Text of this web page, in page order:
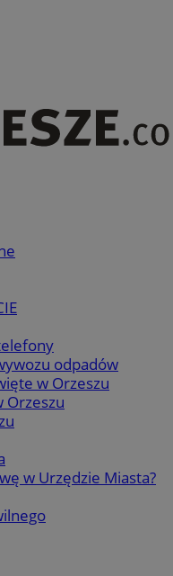
odpadów
w Orzeszu
Orzeszu
w Urzędzie Miasta?